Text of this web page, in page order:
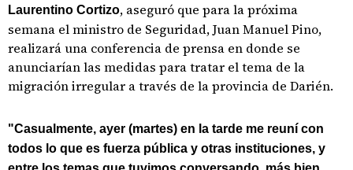
Laurentino Cortizo, aseguró que para la próxima
semana el ministro de Seguridad, Juan Manuel Pino,
realizará una conferencia de prensa en donde se
anunciarían las medidas para tratar el tema de la
migración irregular a través de la provincia de Darién.
"Casualmente, ayer (martes) en la tarde me reuní con
todos lo que es fuerza pública y otras instituciones, y